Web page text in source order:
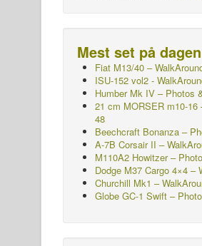
Mest set på dagen
Fiat M13/40 –
ISU-152 vol2 -
Humber Mk IV – Photos
21 cm MORSER m10-
48
Beechcraft Bonanza –
A-7B Corsair II –
M110A2 Howitzer –
Dodge M37 Cargo 4×4 –
Churchill Mk1 –
Globe GC-1 Swift –